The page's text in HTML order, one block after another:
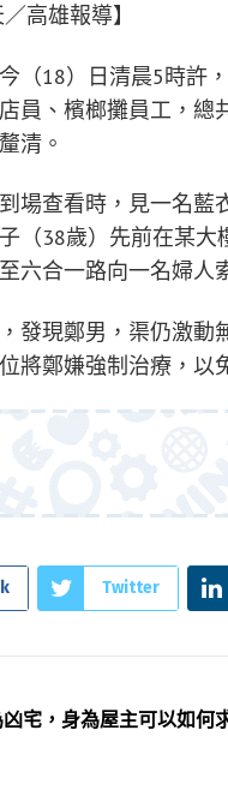
高雄報導】
（18）日清晨5時許
員、檳榔攤員工，
清。
場查看時，見一名
（38歲）先前在某
六合一路向一名婦人
發現鄭男，渠仍激
將鄭嫌強制治療，以
Twitter
宅，身為屋主可以如何